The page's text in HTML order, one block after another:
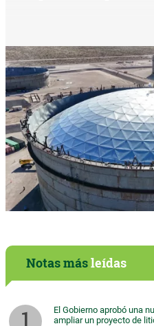
Notas másleídas
El Gobierno aprobó una
ampliar un proyecto de